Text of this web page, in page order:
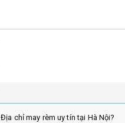
Địa chỉ may rèm uy tín tại Hà Nội?